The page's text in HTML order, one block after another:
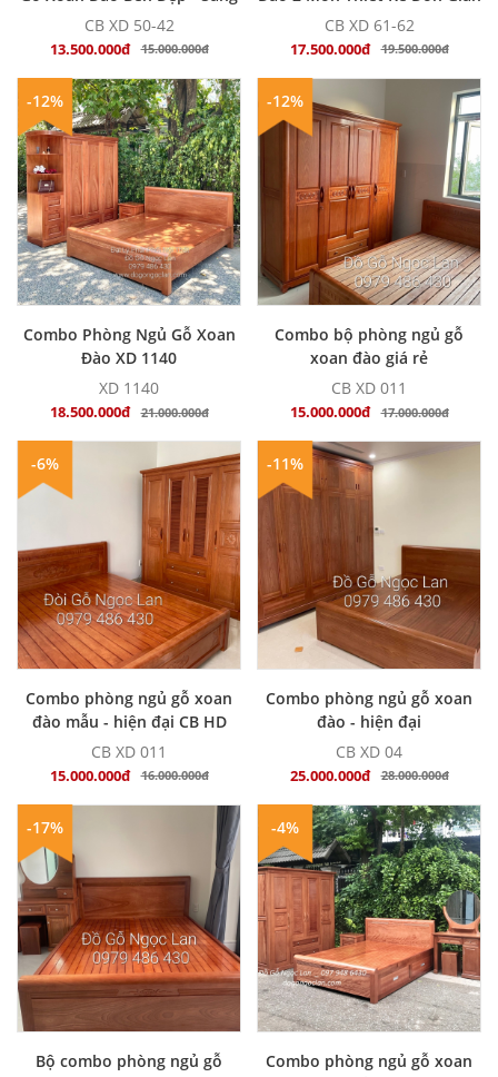
Trọng
CB XD 50-42
13.500.000đ 15.000.000đ
- Hiện Đại
CB XD 61-62
17.500.000đ 19.500.000đ
MUA NGAY
-12%
Combo Phòng Ngủ Gỗ Xoan
Đào XD 1140
XD 1140
18.500.000đ 21.000.000đ
MUA NGAY
-12%
Combo bộ phòng ngủ gỗ
xoan đào giá rẻ
CB XD 011
15.000.000đ 17.000.000đ
MUA NGAY
-6%
Combo phòng ngủ gỗ xoan
đào mẫu - hiện đại CB HD
011
CB XD 011
15.000.000đ 16.000.000đ
MUA NGAY
-11%
Combo phòng ngủ gỗ xoan
đào - hiện đại
CB XD 04
25.000.000đ 28.000.000đ
MUA NGAY
-17%
Bộ combo phòng ngủ gỗ
MUA NGAY
-4%
Combo phòng ngủ gỗ xoan